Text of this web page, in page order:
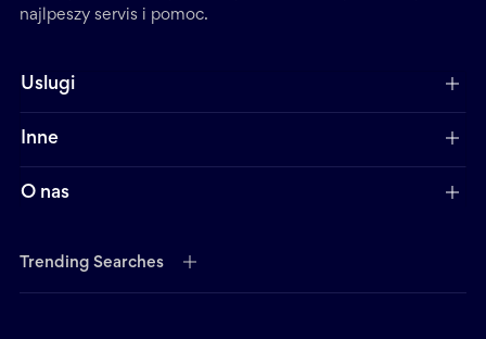
najlpeszy servis i pomoc.
Uslugi
Inne
O nas
Trending Searches